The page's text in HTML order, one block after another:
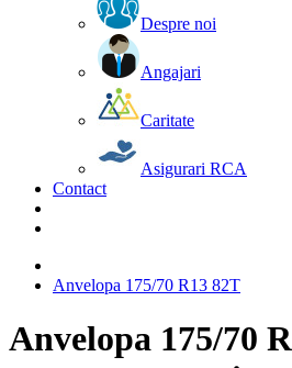
Despre noi
Angajari
Caritate
Asigurari RCA
Contact
Anvelopa 175/70 R13 82T
Anvelopa 175/70